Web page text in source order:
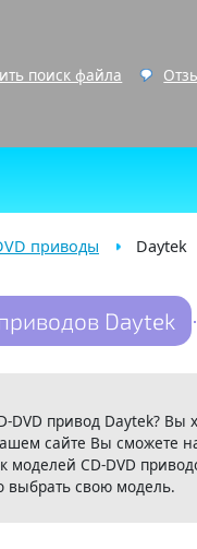
поиск файла
приводы Daytek
Daytek
DVD привод Daytek? Вы
сайте Вы сможете
CD-DVD
выбрать свою модель.